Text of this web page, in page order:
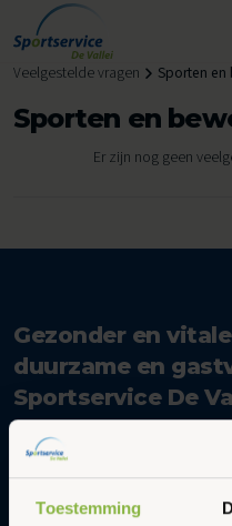
Toestemming
Ga naar de inhoud
Veelgestelde vragen
Sporten en
Sporten en
Er zijn nog geen
Gezonder en
duurzame en
Sportservice De
Abonneer op onze nieuwsbrief
Updates en nieuws in je inbox.
E-